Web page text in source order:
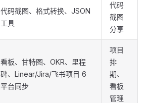
代码截图、格式转换、JSON
工具
代码
截图
分享
看板、甘特图、OKR、里程
碑、Linear/Jira/飞书项目 6
平台同步
项目
排
期、
看板
管理